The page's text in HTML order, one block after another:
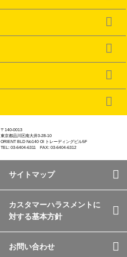
〒140-0013
東京都品川区南大井3-28-10
ORIENT BLD No140 OI トレーディングビル5F
TEL: 03-6404-6311 FAX: 03-6404-6312
サイトマップ
カスタマーハラスメントに
対する基本方針
お問い合わせ